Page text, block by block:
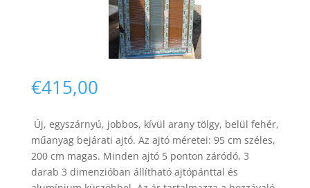
€415,00
Új, egyszárnyú, jobbos, kívül arany tölgy, belül fehér,
műanyag bejárati ajtó. Az ajtó méretei: 95 cm széles,
200 cm magas. Minden ajtó 5 ponton záródó, 3
darab 3 dimenzióban állítható ajtópánttal és
Necessary
These
cookies are
not
optional.